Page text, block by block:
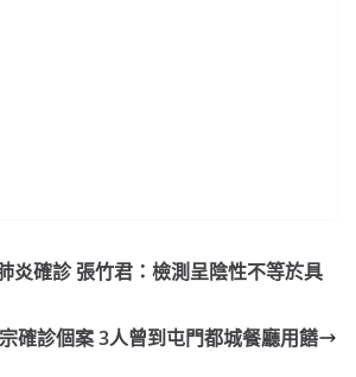
炎確診 張竹君：檢測呈陰性不等於具
確診個案 3人曾到屯門都城餐廳用饍